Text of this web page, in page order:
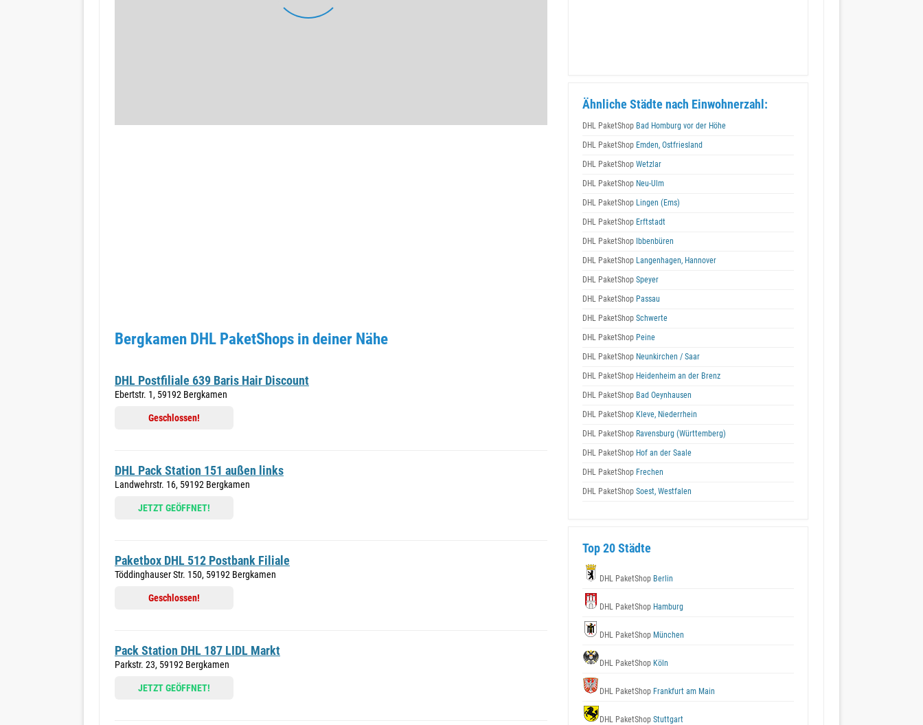
Bergkamen DHL PaketShops in deiner Nähe
DHL Postfiliale 639 Baris Hair Discount
Ebertstr. 1, 59192 Bergkamen
Geschlossen!
DHL Pack Station 151 außen links
Landwehrstr. 16, 59192 Bergkamen
JETZT GEÖFFNET!
Paketbox DHL 512 Postbank Filiale
Töddinghauser Str. 150, 59192 Bergkamen
Geschlossen!
Pack Station DHL 187 LIDL Markt
Parkstr. 23, 59192 Bergkamen
JETZT GEÖFFNET!
Ähnliche Städte nach Einwohnerzahl:
DHL PaketShop Bad Homburg vor der Höhe
DHL PaketShop Emden, Ostfriesland
DHL PaketShop Wetzlar
DHL PaketShop Neu-Ulm
DHL PaketShop Lingen (Ems)
DHL PaketShop Erftstadt
DHL PaketShop Ibbenbüren
DHL PaketShop Langenhagen, Hannover
DHL PaketShop Speyer
DHL PaketShop Passau
DHL PaketShop Schwerte
DHL PaketShop Peine
DHL PaketShop Neunkirchen / Saar
DHL PaketShop Heidenheim an der Brenz
DHL PaketShop Bad Oeynhausen
DHL PaketShop Kleve, Niederrhein
DHL PaketShop Ravensburg (Württemberg)
DHL PaketShop Hof an der Saale
DHL PaketShop Frechen
DHL PaketShop Soest, Westfalen
Top 20 Städte
DHL PaketShop Berlin
DHL PaketShop Hamburg
DHL PaketShop München
DHL PaketShop Köln
DHL PaketShop Frankfurt am Main
DHL PaketShop Stuttgart